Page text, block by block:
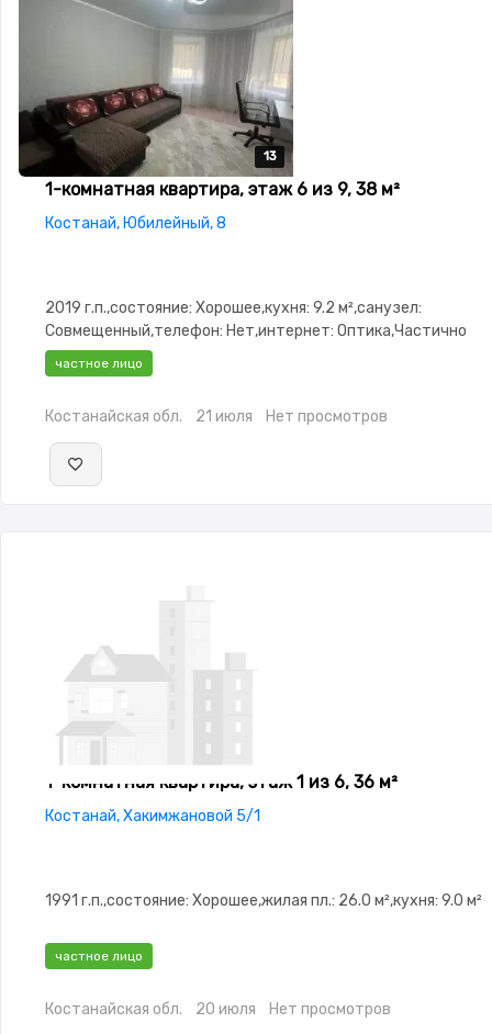
13
13
13
13
13
1-комнатная квартира, этаж 6 из 9, 38 м²
Костанай, Юбилейный, 8
2019 г.п.,состояние: Хорошее,кухня: 9.2 м²,санузел:
Совмещенный,телефон: Нет,интернет: Оптика,Частично
меблирована,Частично
окна,Неугловая,Встроенная кухня,Новая
частное лицо
Костанайская обл. 21 июля Нет просмотров
1-комнатная квартира, этаж 1 из 6, 36 м²
Костанай, Хакимжановой 5/1
1991 г.п.,состояние: Хорошее,жилая пл.: 26.0 м²,кухня: 9.0 м²
частное лицо
Костанайская обл. 20 июля Нет просмотров